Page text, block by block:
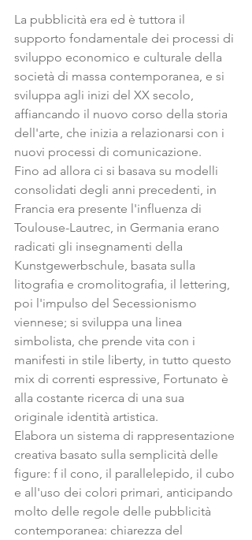
La pubblicità era ed è tuttora il
supporto fondamentale dei processi di
sviluppo economico e culturale della
società di massa contemporanea, e si
sviluppa agli inizi del XX secolo,
affiancando il nuovo corso della storia
dell'arte, che inizia a relazionarsi con i
nuovi processi di comunicazione.
Fino ad allora ci si basava su modelli
consolidati degli anni precedenti, in
Francia era presente l'influenza di
Toulouse-Lautrec, in Germania erano
radicati gli insegnamenti della
Kunstgewerbschule, basata sulla
litografia e cromolitografia, il lettering,
poi l'impulso del Secessionismo
viennese; si sviluppa una linea
simbolista, che prende vita con i
manifesti in stile liberty, in tutto questo
mix di correnti espressive, Fortunato è
alla costante ricerca di una sua
originale identità artistica.
Elabora un sistema di rappresentazione
creativa basato sulla semplicità delle
figure: f il cono, il parallelepido, il cubo
e all'uso dei colori primari, anticipando
molto delle regole delle pubblicità
contemporanea: chiarezza del